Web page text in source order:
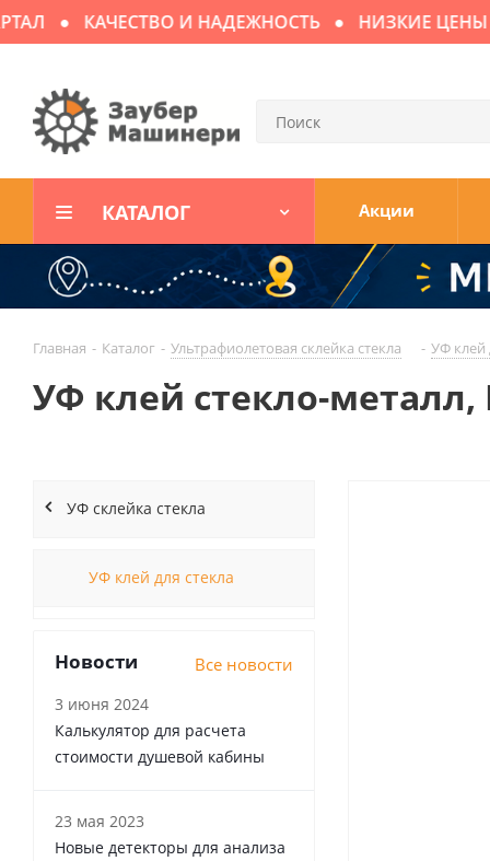
КАЧЕСТВО И НАДЕЖНОСТЬ НИЗКИЕ ЦЕНЫ
КАТАЛОГ Акции
Главная - Каталог - Ультрафиолетовая склейка стекла - УФ клей
УФ клей стекло-металл,
УФ склейка стекла
УФ клей для стекла
Новости Все новости
3 июня 2024
Калькулятор для расчета
стоимости душевой кабины
23 мая 2023
Новые детекторы для анализа